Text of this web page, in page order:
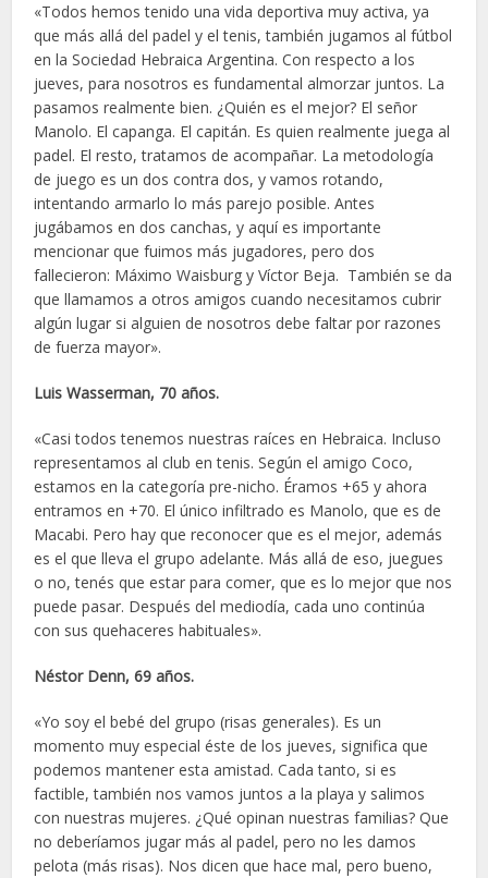
«Todos hemos tenido una vida deportiva muy activa, ya
que más allá del padel y el tenis, también jugamos al fútbol
en la Sociedad Hebraica Argentina. Con respecto a los
jueves, para nosotros es fundamental almorzar juntos. La
pasamos realmente bien. ¿Quién es el mejor? El señor
Manolo. El capanga. El capitán. Es quien realmente juega al
padel. El resto, tratamos de acompañar. La metodología
de juego es un dos contra dos, y vamos rotando,
intentando armarlo lo más parejo posible. Antes
jugábamos en dos canchas, y aquí es importante
mencionar que fuimos más jugadores, pero dos
fallecieron: Máximo Waisburg y Víctor Beja. También se da
que llamamos a otros amigos cuando necesitamos cubrir
algún lugar si alguien de nosotros debe faltar por razones
de fuerza mayor».
Luis Wasserman, 70 años.
«Casi todos tenemos nuestras raíces en Hebraica. Incluso
representamos al club en tenis. Según el amigo Coco,
estamos en la categoría pre-nicho. Éramos +65 y ahora
entramos en +70. El único infiltrado es Manolo, que es de
Macabi. Pero hay que reconocer que es el mejor, además
es el que lleva el grupo adelante. Más allá de eso, juegues
o no, tenés que estar para comer, que es lo mejor que nos
puede pasar. Después del mediodía, cada uno continúa
con sus quehaceres habituales».
Néstor Denn, 69 años.
«Yo soy el bebé del grupo (risas generales). Es un
momento muy especial éste de los jueves, significa que
podemos mantener esta amistad. Cada tanto, si es
factible, también nos vamos juntos a la playa y salimos
con nuestras mujeres. ¿Qué opinan nuestras familias? Que
no deberíamos jugar más al padel, pero no les damos
pelota (más risas). Nos dicen que hace mal, pero bueno,